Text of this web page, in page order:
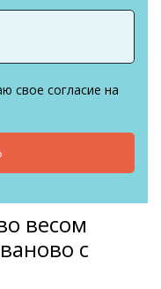
свое согласие на
весом
с